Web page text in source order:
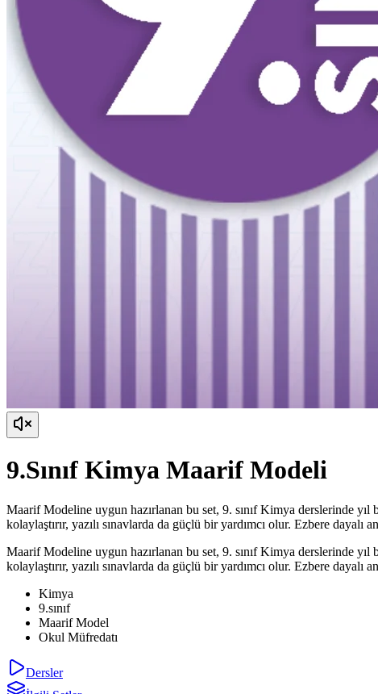
9.Sınıf Kimya Maarif Modeli
Maarif Modeline uygun hazırlanan bu set, 9. sınıf Kimya derslerinde
kolaylaştırır, yazılı sınavlarda da güçlü bir yardımcı olur. Ezbere
Maarif Modeline uygun hazırlanan bu set, 9. sınıf Kimya derslerinde
kolaylaştırır, yazılı sınavlarda da güçlü bir yardımcı olur. Ezbere
Kimya
9.sınıf
Maarif Model
Okul Müfredatı
Dersler